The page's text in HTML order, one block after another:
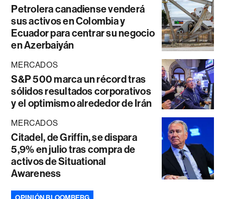
Petrolera canadiense venderá
sus activos en Colombia y
Ecuador para centrar su negocio
en Azerbaiyán
MERCADOS
S&P 500 marca un récord tras
sólidos resultados corporativos
y el optimismo alrededor de Irán
MERCADOS
Citadel, de Griffin, se dispara
5,9% en julio tras compra de
activos de Situational
Awareness